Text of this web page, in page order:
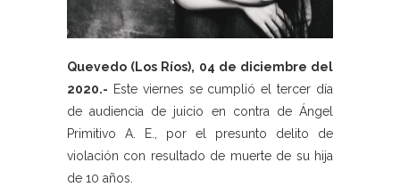
Quevedo (Los Ríos), 04 de diciembre del
2020.- Este viernes se cumplió el tercer día
de audiencia de juicio en contra de Ángel
Primitivo A. E., por el presunto delito de
violación con resultado de muerte de su hija
de 10 años.